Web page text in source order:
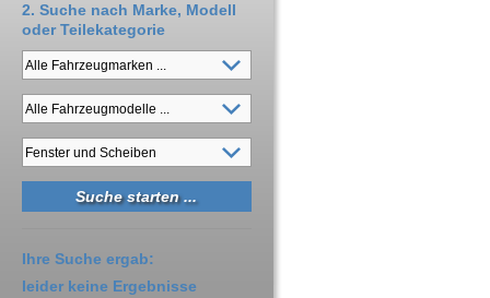
2. Suche nach Marke, Modell
oder Teilekategorie
Ihre Suche ergab:
leider keine Ergebnisse